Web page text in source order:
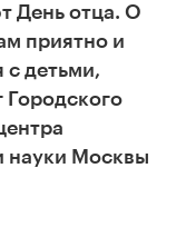
День отца. О
приятно и
с детьми,
Городского
науки Москвы